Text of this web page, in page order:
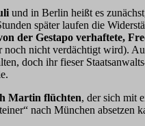
und in Berlin heißt es
später laufen die
der Gestapo verhaftete,
noch nicht verdächtigt wird).
doch ihr fieser
Martin flüchten, der sich mit
nach München absetzen